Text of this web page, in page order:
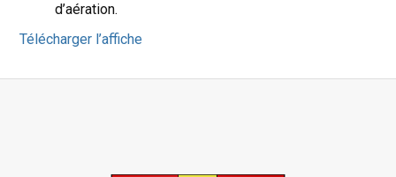
d’aération.
Télécharger l’affiche